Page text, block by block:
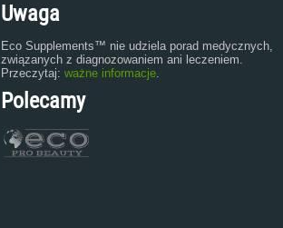
Uwaga
Eco Supplements™ nie udziela porad medycznych,
związanych z diagnozowaniem ani leczeniem.
Przeczytaj: ważne informacje.
Polecamy